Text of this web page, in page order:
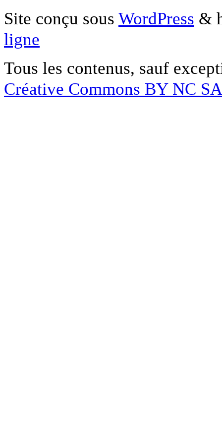
Site conçu sous WordPress &
ligne
Tous les contenus, sauf
Créative Commons BY NC SA